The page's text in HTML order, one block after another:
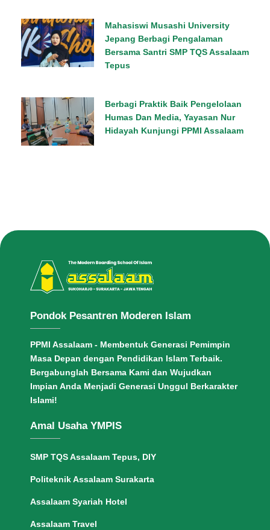
Mahasiswi Musashi University
Jepang Berbagi Pengalaman
Bersama Santri SMP TQS Assalaam
Tepus
Berbagi Praktik Baik Pengelolaan
Humas Dan Media, Yayasan Nur
Hidayah Kunjungi PPMI Assalaam
Pondok Pesantren Moderen Islam
PPMI Assalaam - Membentuk Generasi Pemimpin
Masa Depan dengan Pendidikan Islam Terbaik.
Bergabunglah Bersama Kami dan Wujudkan
Impian Anda Menjadi Generasi Unggul Berkarakter
Islami!
Amal Usaha YMPIS
SMP TQS Assalaam Tepus, DIY
Politeknik Assalaam Surakarta
Assalaam Syariah Hotel
Assalaam Travel